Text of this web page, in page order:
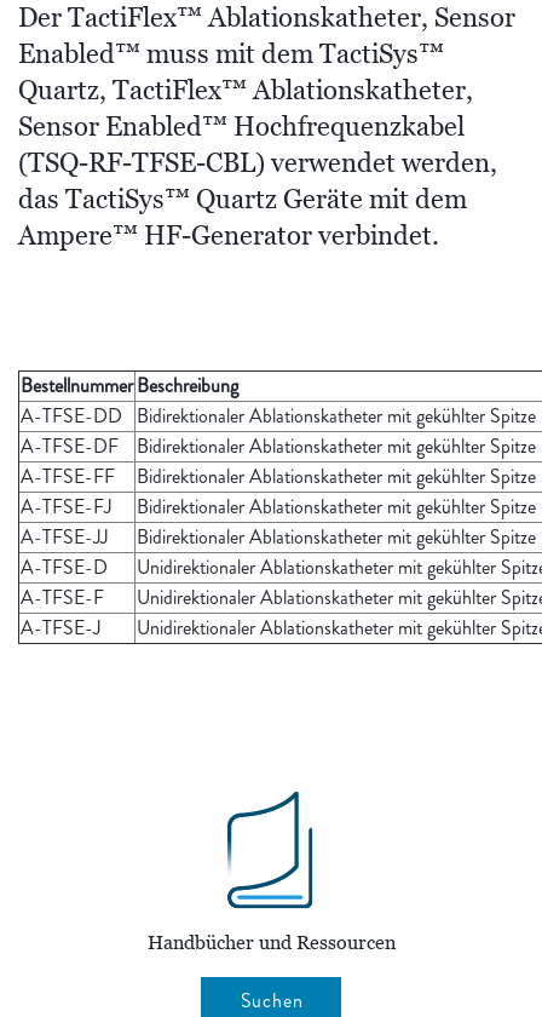
Der TactiFlex™ Ablationskatheter, Sensor
Enabled™ muss mit dem TactiSys™
Quartz, TactiFlex™ Ablationskatheter,
Sensor Enabled™ Hochfrequenzkabel
(TSQ-RF-TFSE-CBL) verwendet werden,
das TactiSys™ Quartz Geräte mit dem
Ampere™ HF-Generator verbindet.
BestellnummerBeschreibung
A-TFSE-DD
Bidirektionaler Ablationskatheter mit gekühlter Spitze
A-TFSE-DF
Bidirektionaler Ablationskatheter mit gekühlter Spitze
A-TFSE-FF
Bidirektionaler Ablationskatheter mit gekühlter Spitze
A-TFSE-FJ
Bidirektionaler Ablationskatheter mit gekühlter Spitze
A-TFSE-JJ
Bidirektionaler Ablationskatheter mit gekühlter Spitze
A-TFSE-D
Unidirektionaler Ablationskatheter mit gekühlter
A-TFSE-F
Unidirektionaler Ablationskatheter mit gekühlter
A-TFSE-J
Unidirektionaler Ablationskatheter mit gekühlter
Handbücher und Ressourcen
Suchen